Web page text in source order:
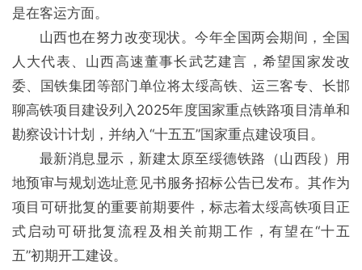
是在客运方面。
山西也在努力改变现状。今年全国两会期间，全国
人大代表、山西高速董事长武艺建言，希望国家发改
委、国铁集团等部门单位将太绥高铁、运三客专、长邯
聊高铁项目建设列入2025年度国家重点铁路项目清单和
勘察设计计划，并纳入“十五五”国家重点建设项目。
最新消息显示，新建太原至绥德铁路（山西段）用
地预审与规划选址意见书服务招标公告已发布。其作为
项目可研批复的重要前期要件，标志着太绥高铁项目正
式启动可研批复流程及相关前期工作，有望在“十五
五”初期开工建设。